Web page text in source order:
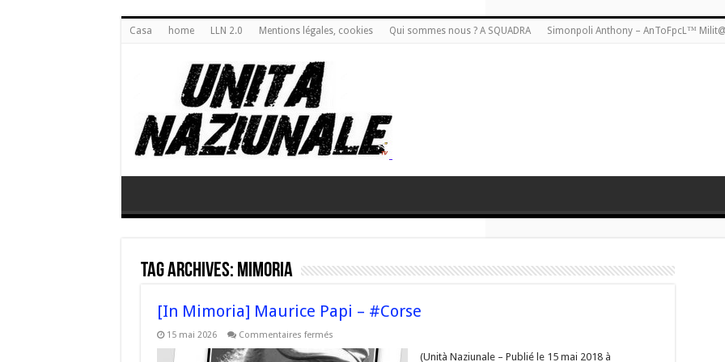
Casa home LLN 2.0 Mentions légales, cookies Qui sommes nous ? A SQUADRA Simonpoli Anthony – AnToFpcL™
Tag Archives: mimoria
[In Mimoria] Maurice Papi – #Corse
15 mai 2026 Commentaires ferméssur
Mimoria]
(Unità Naziunale – Publié le 15 mai 2018 à